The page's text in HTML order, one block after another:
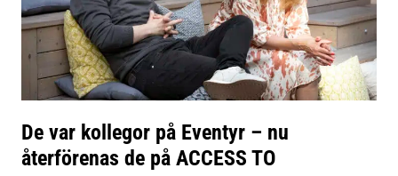
De var kollegor på Eventyr – nu
återförenas de på ACCESS TO